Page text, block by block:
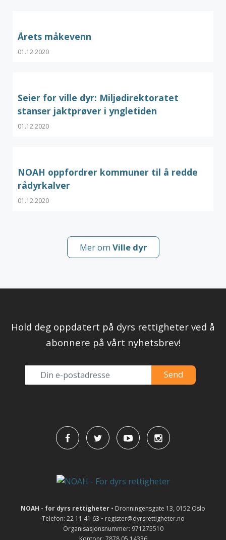
Årets måkevenn
01.12.2020
Seier for ville dyr: Miljødirektoratet
stanser jaktprøver i yngletiden
01.12.2020
NOAH oppfordrer kommuner til å redde
rådyrkalver
01.12.2020
Mer om Ville dyr
Hold deg oppdatert på dyrs rettigheter ved å
abonnere på vårt nyhetsbrev!
NOAH - for dyrs rettigheter • Dronningensgate 13, 0152 Oslo
Telefon: 22 11 41 63 • register@dyrsrettigheter.no
Organisasjonsnummer: 971275510